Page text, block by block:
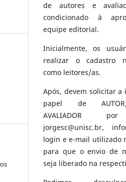
de autores e
condicionado à
equipe editorial.
Inicialmente, os
realizar o cadastro
como leitores/as.
Após, devem solicitar a
papel de
AVALIADOR
jorgesc@unisc.br,
login e e-mail utilizado
para que o envio de
seja liberado na